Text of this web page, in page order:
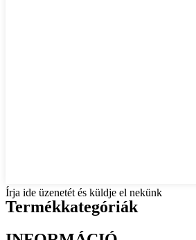
Írja ide üzenetét és küldje el nekünk
Termékkategóriák